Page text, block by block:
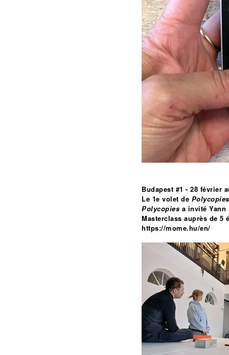
Budapest #1 - 28 février
Le 1e volet de
Polycopies a invité Yann
Masterclass auprès de
https://mome.hu/en/